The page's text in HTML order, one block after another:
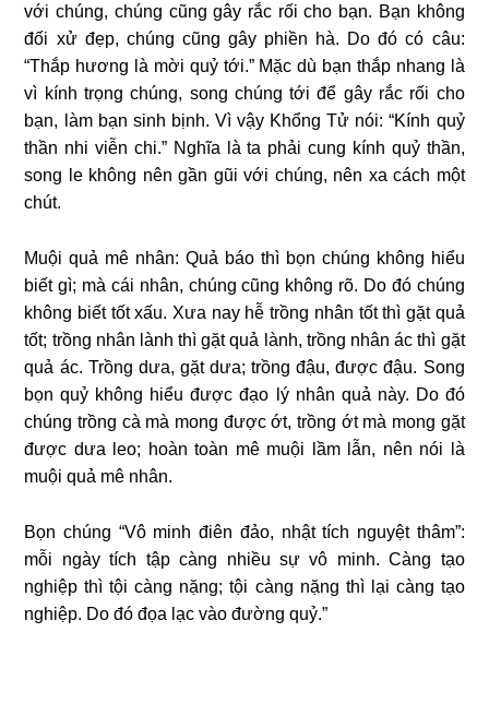
với chúng, chúng cũng gây rắc rối cho bạn. Bạn không
đối xử đẹp, chúng cũng gây phiền hà. Do đó có câu:
“Thắp hương là mời quỷ tới.” Mặc dù bạn thắp nhang là
vì kính trọng chúng, song chúng tới để gây rắc rối cho
bạn, làm bạn sinh bịnh. Vì vậy Khổng Tử nói: “Kính quỷ
thần nhi viễn chi.” Nghĩa là ta phải cung kính quỷ thần,
song le không nên gần gũi với chúng, nên xa cách một
chút.
Muội quả mê nhân: Quả báo thì bọn chúng không hiểu
biết gì; mà cái nhân, chúng cũng không rõ. Do đó chúng
không biết tốt xấu. Xưa nay hễ trồng nhân tốt thì gặt quả
tốt; trồng nhân lành thì gặt quả lành, trồng nhân ác thì gặt
quả ác. Trồng dưa, gặt dưa; trồng đậu, được đậu. Song
bọn quỷ không hiểu được đạo lý nhân quả này. Do đó
chúng trồng cà mà mong được ớt, trồng ớt mà mong gặt
được dưa leo; hoàn toàn mê muội lầm lẫn, nên nói là
muội quả mê nhân.
Bọn chúng “Vô minh điên đảo, nhật tích nguyệt thâm”:
mỗi ngày tích tập càng nhiều sự vô minh. Càng tạo
nghiệp thì tội càng nặng; tội càng nặng thì lại càng tạo
nghiệp. Do đó đọa lạc vào đường quỷ.”